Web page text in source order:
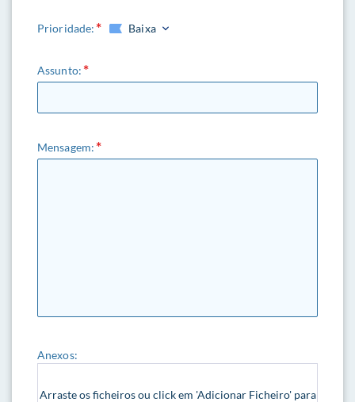
Prioridade: Baixa
Assunto:
Mensagem:
Anexos:
Arraste os ficheiros ou click em 'Adicionar Ficheiro' para